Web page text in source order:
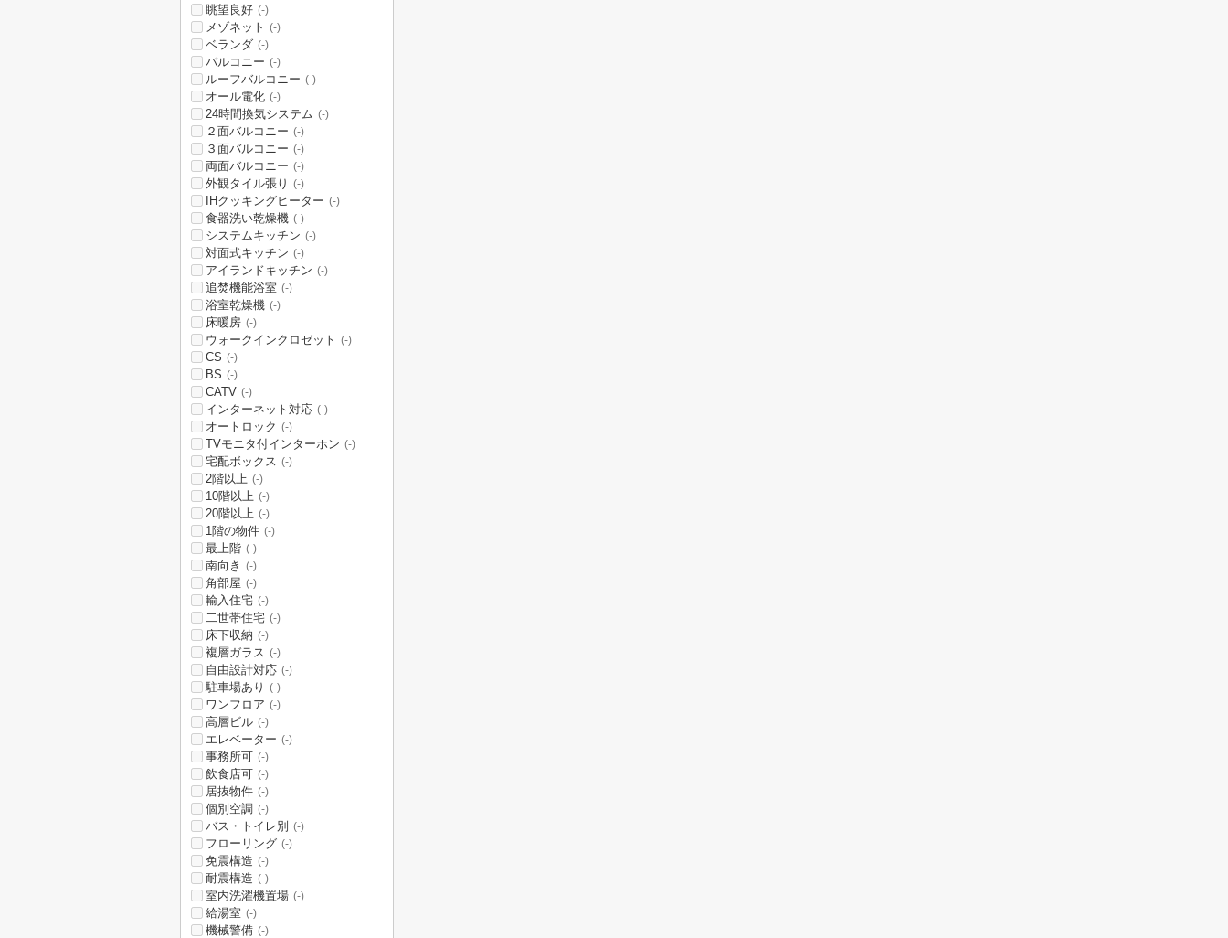
眺望良好 (-)
メゾネット (-)
ベランダ (-)
バルコニー (-)
ルーフバルコニー (-)
オール電化 (-)
24時間換気システム (-)
２面バルコニー (-)
３面バルコニー (-)
両面バルコニー (-)
外観タイル張り (-)
IHクッキングヒーター (-)
食器洗い乾燥機 (-)
システムキッチン (-)
対面式キッチン (-)
アイランドキッチン (-)
追焚機能浴室 (-)
浴室乾燥機 (-)
床暖房 (-)
ウォークインクロゼット (-)
CS (-)
BS (-)
CATV (-)
インターネット対応 (-)
オートロック (-)
TVモニタ付インターホン (-)
宅配ボックス (-)
2階以上 (-)
10階以上 (-)
20階以上 (-)
1階の物件 (-)
最上階 (-)
南向き (-)
角部屋 (-)
輸入住宅 (-)
二世帯住宅 (-)
床下収納 (-)
複層ガラス (-)
自由設計対応 (-)
駐車場あり (-)
ワンフロア (-)
高層ビル (-)
エレベーター (-)
事務所可 (-)
飲食店可 (-)
居抜物件 (-)
個別空調 (-)
バス・トイレ別 (-)
フローリング (-)
免震構造 (-)
耐震構造 (-)
室内洗濯機置場 (-)
給湯室 (-)
機械警備 (-)